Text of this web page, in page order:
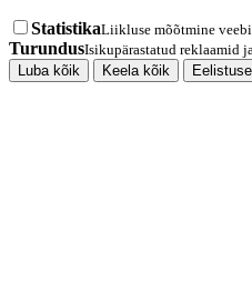
StatistikaLiikluse mõõtmine
TurundusIsikupärastatud reklaamid
Luba kõik
Keela kõik